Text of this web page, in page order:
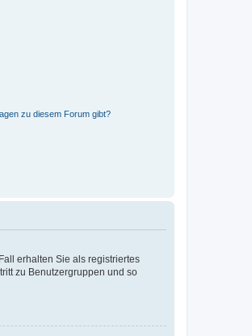
zu diesem Forum gibt?
erhalten Sie als registriertes
zu Benutzergruppen und so